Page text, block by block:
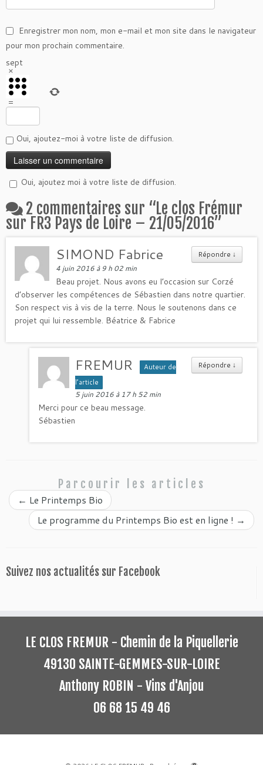
Enregistrer mon nom, mon e-mail et mon site dans le navigateur
pour mon prochain commentaire.
sept
×
=
Oui, ajoutez-moi à votre liste de diffusion.
Oui, ajoutez moi à votre liste de diffusion.
2 commentaires sur “Le clos Frémur
sur FR3 Pays de Loire – 21/05/2016”
Répondre ↓
SIMOND Fabrice
4 juin 2016 à 9 h 02 min
Beau projet. Nous avons eu l’occasion sur Corzé
d’observer les compétences de Sébastien dans notre quartier.
Son respect vis à vis de la terre. Nous le soutenons dans ce
projet qui lui ressemble. Béatrice & Fabrice
Répondre ↓
FREMUR
Auteur de
l’article
5 juin 2016 à 17 h 52 min
Merci pour ce beau message.
Sébastien
Parcourir les articles
← Le Printemps Bio
Le programme du Printemps Bio est en ligne ! →
Suivez nos actualités sur Facebook
LE CLOS FREMUR - Chemin de la Piquellerie
49130 SAINTE-GEMMES-SUR-LOIRE
Anthony ROBIN - Vins d'Anjou
06 68 15 49 46